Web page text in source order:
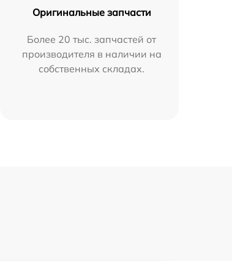
Оригинальные запчасти
Более 20 тыс. запчастей от
производителя в наличии на
собственных складах.